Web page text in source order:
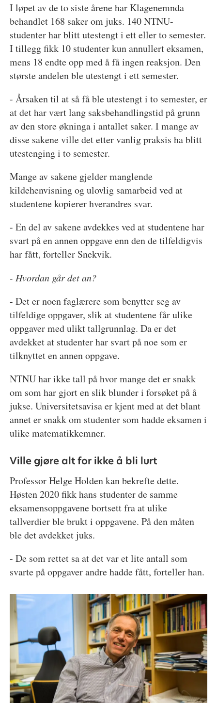
I løpet av de to siste årene har Klagenemnda
behandlet 168 saker om juks. 140 NTNU-
studenter har blitt utestengt i ett eller to semester.
I tillegg fikk 10 studenter kun annullert eksamen,
mens 18 endte opp med å få ingen reaksjon. Den
største andelen ble utestengt i ett semester.
- Årsaken til at så få ble utestengt i to semester, er
at det har vært lang saksbehandlingstid på grunn
av den store økninga i antallet saker. I mange av
disse sakene ville det etter vanlig praksis ha blitt
utestenging i to semester.
Mange av sakene gjelder manglende
kildehenvisning og ulovlig samarbeid ved at
studentene kopierer hverandres svar.
- En del av sakene avdekkes ved at studentene har
svart på en annen oppgave enn den de tilfeldigvis
har fått, forteller Snekvik.
- Hvordan går det an?
- Det er noen faglærere som benytter seg av
tilfeldige oppgaver, slik at studentene får ulike
oppgaver med ulikt tallgrunnlag. Da er det
avdekket at studenter har svart på noe som er
tilknyttet en annen oppgave.
NTNU har ikke tall på hvor mange det er snakk
om som har gjort en slik blunder i forsøket på å
jukse. Universitetsavisa er kjent med at det blant
annet er snakk om studenter som hadde eksamen i
ulike matematikkemner.
Ville gjøre alt for ikke å bli lurt
Professor Helge Holden kan bekrefte dette.
Høsten 2020 fikk hans studenter de samme
eksamensoppgavene bortsett fra at ulike
tallverdier ble brukt i oppgavene. På den måten
ble det avdekket juks.
- De som rettet sa at det var et lite antall som
svarte på oppgaver andre hadde fått, forteller han.